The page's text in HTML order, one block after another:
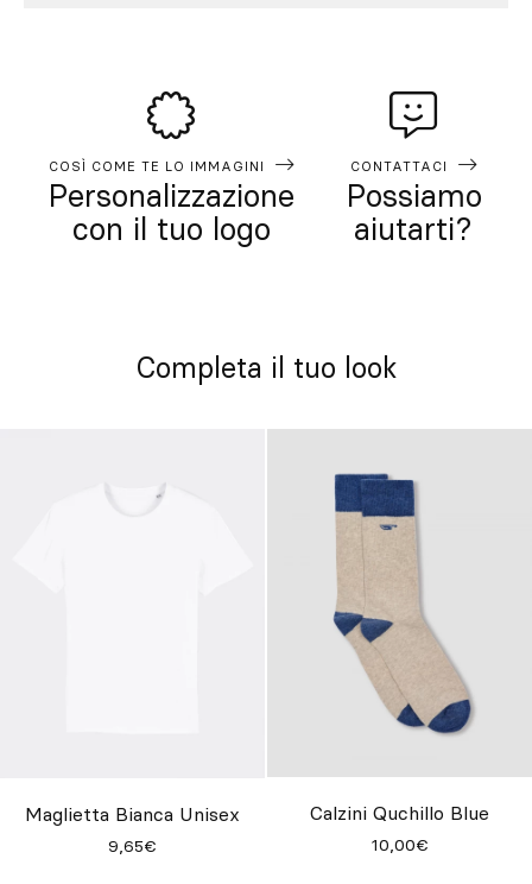
COSÌ COME TE LO IMMAGINI
Personalizzazione
con il tuo logo
CONTATTACI
Possiamo
aiutarti?
Completa il tuo look
Maglietta Bianca Unisex
9,65€
Calzini Quchillo Blue
10,00€